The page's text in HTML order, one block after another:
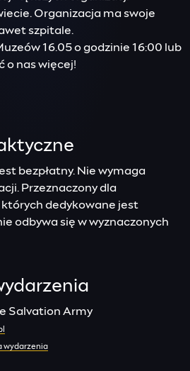
Organizacja ma swoje
szpitale.
16.05 o godzinie 16:00 lub
o nas więcej!
bezpłatny. Nie wymaga
Przeznaczony dla
których dedykowane jest
odbywa się w wyznaczonych
Salvation Army
wydarzenia